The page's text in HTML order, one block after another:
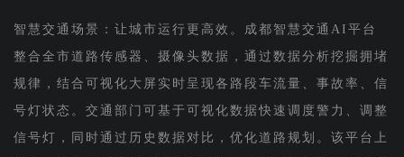
智慧交通场景：让城市运行更高效。成都智慧交通AI平台
整合全市道路传感器、摄像头数据，通过数据分析挖掘拥堵
规律，结合可视化大屏实时呈现各路段车流量、事故率、信
号灯状态。交通部门可基于可视化数据快速调度警力、调整
信号灯，同时通过历史数据对比，优化道路规划。该平台上